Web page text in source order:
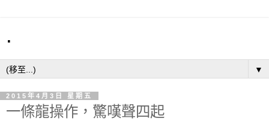
.
▼
2015年4月3日 星期五
一條龍操作，驚嘆聲四起